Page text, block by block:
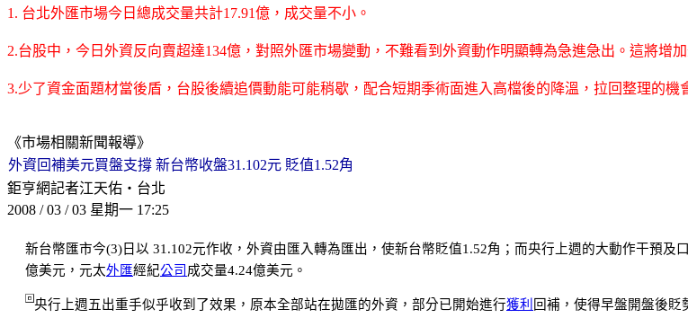
1. 台北外匯市場今日總成交量共計17.91億，成交量不小。
2.台股中，今日外資反向賣超達134億，對照外匯市場變動，不難看到外資動作明顯轉為急進急出。這將增
3.少了資金面題材當後盾，台股後續追價動能可能稍歇，配合短期季術面進入高檔後的降溫，拉回整理的機
《市場相關新聞報導》
外資回補美元買盤支撐 新台幣收盤31.102元 貶值1.52角
鉅亨網記者江天佑‧台北
2008 / 03 / 03 星期一 17:25
新台幣匯市今(3)日以 31.102元作收，外資由匯入轉為匯出，使新台幣貶值1.52角；而央行上週的大動作干預及
億美元，元太外匯經紀公司 成交量4.24億美元。
央行上週五出重手似乎收到了效果，原本全部站在拋匯的外資，部分已開始進行獲利 回補，使得早盤開盤後貶